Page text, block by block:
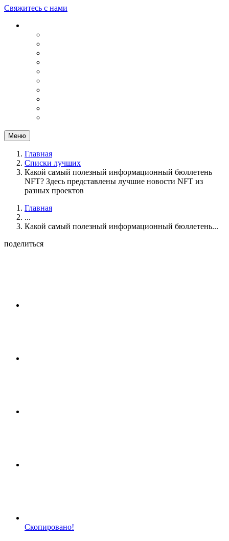
Свяжитесь с нами
Меню
Главная
Списки лучших
Какой самый полезный информационный бюллетень
NFT? Здесь представлены лучшие новости NFT из
разных проектов
Главная
...
Какой самый полезный информационный бюллетень...
поделиться
Скопировано!